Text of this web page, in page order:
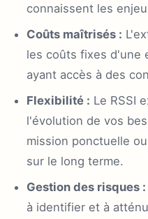
connaissent les
Coûts maîtrisés :
les coûts fixes d'une
ayant accès à des
Flexibilité : Le RSSI
l'évolution de vos
mission ponctuelle
sur le long terme.
Gestion des risques :
à identifier et à